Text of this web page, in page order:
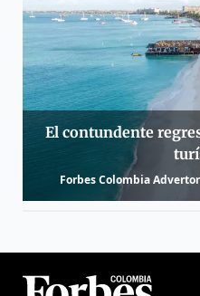
El contundente
Forbes Colombia